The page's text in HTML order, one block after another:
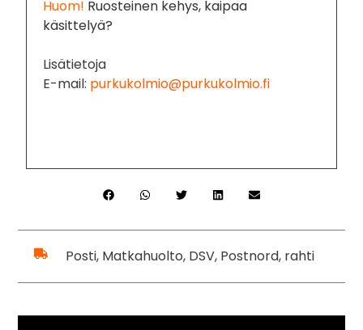
Huom! Ruosteinen kehys, kaipaa
käsittelyä?
Lisätietoja
E-mail: purkukolmio@purkukolmio.fi
Posti, Matkahuolto, DSV, Postnord, rahti